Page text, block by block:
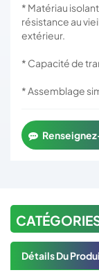
* Matériau
résistance au
extérieur.
* Capacité de
* Assemblage
Détails Du